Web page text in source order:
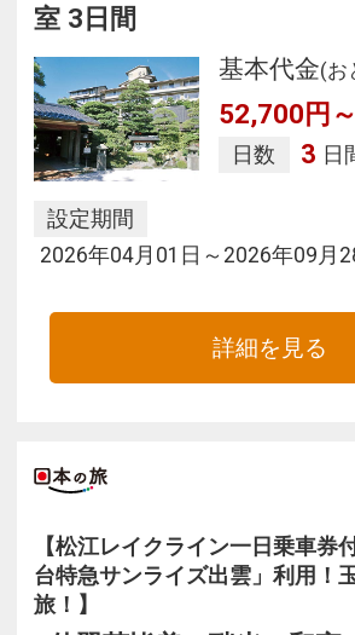
室 3日間
基本代金(お
52,700円
日数 3 日
設定期間
2026年04月01日～2026年09月
詳細を見る
【松江レイクライン一日乗車券
台特急サンライズ出雲」利用！
旅！】